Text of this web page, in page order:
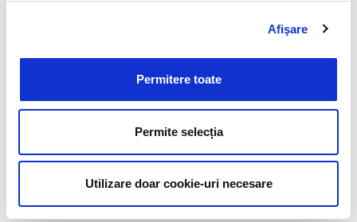
Afişare
Permitere toate
Permite selecția
Utilizare doar cookie-uri necesare
Cere o ofertă pentru cursuri